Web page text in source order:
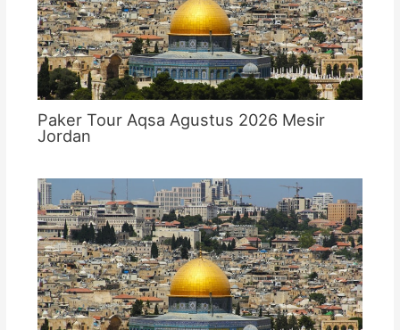
Paker Tour Aqsa Agustus 2026 Mesir
Jordan